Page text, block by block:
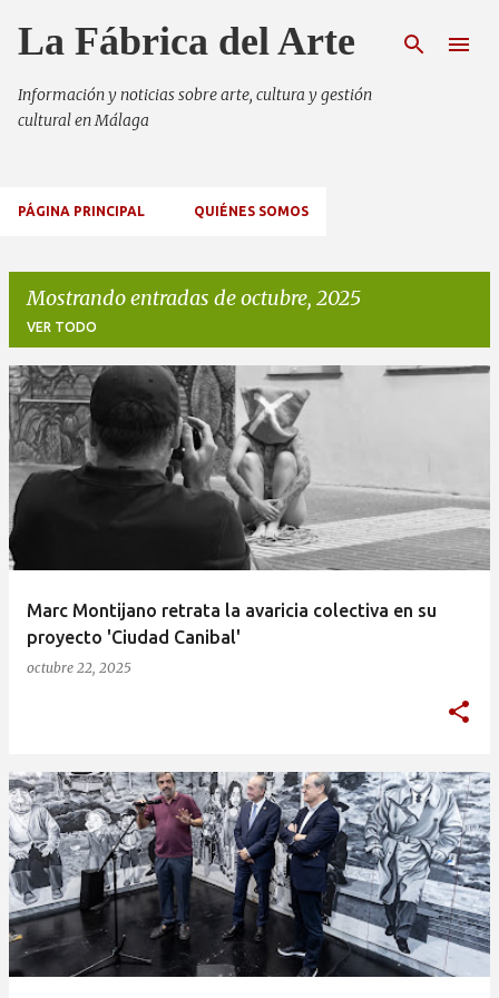
Ir al contenido principal
La Fábrica del Arte
Información y noticias sobre arte, cultura y gestión
cultural en Málaga
PÁGINA PRINCIPAL QUIÉNES SOMOS
Mostrando entradas de octubre, 2025
VER TODO
E
n
t
r
a
d
Marc Montijano retrata la avaricia colectiva en su
proyecto 'Ciudad Canibal'
octubre 22, 2025